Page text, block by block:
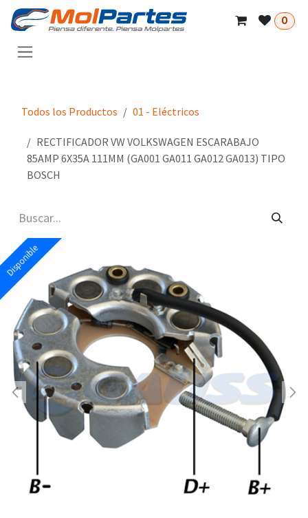
Ir al contenido
0
Todos los Productos 01 - Eléctricos
RECTIFICADOR VW VOLKSWAGEN ESCARABAJO
85AMP 6X35A 111MM (GA001 GA011 GA012 GA013) TIPO
BOSCH
Disponible
Disponible